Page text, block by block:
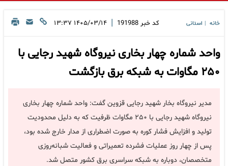
خانه استانی کد خبر 191988
| ۱۴۰۵/۰۳/۱۴ ۱۳:۳۷
واحد شماره چهار بخاری نیروگاه شهید رجایی با
۲۵۰ مگاوات به شبکه برق بازگشت
مدیر نیروگاه بخار شهید رجایی قزوین گفت: واحد شماره چهار بخاری
نیروگاه شهید رجایی با ۲۵۰ مگاوات ظرفیت که به دلیل محدودیت
تولید و افزایش فشار کوره به‌ صورت اضطراری از مدار خارج شده بود،
پس از چهار روز عملیات فشرده تعمیراتی و فعالیت شبانه‌روزی
متخصصان، دوباره به شبکه سراسری برق کشور متصل شد.